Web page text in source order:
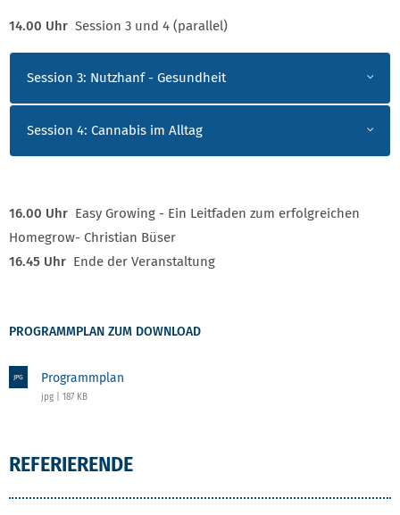
14.00 Uhr Session 3 und 4 (parallel)
PROGRAMM
Session 3: Nutzhanf - Gesundheit
Session 4: Cannabis im Alltag
16.00 Uhr Easy Growing - Ein Leitfaden zum erfolgreichen
Homegrow- Christian Büser
16.45 Uhr Ende der Veranstaltung
PROGRAMMPLAN ZUM DOWNLOAD
JPG Programmplan
jpg | 187 KB
REFERIERENDE